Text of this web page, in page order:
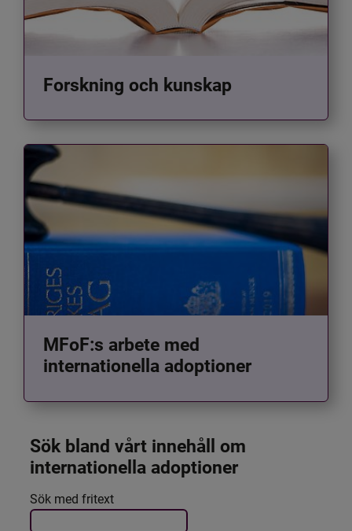
Forskning och kunskap
MFoF:s arbete med
internationella adoptioner
Sök bland vårt innehåll om
internationella adoptioner
Filtrera resultatet
Det här formuläret postas automatiskt
Sök med fritext